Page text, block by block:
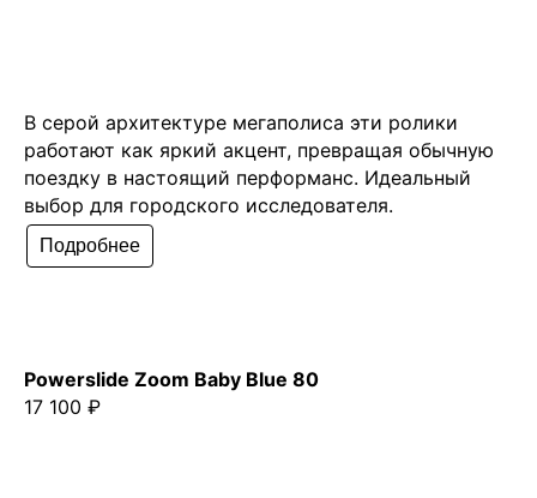
В серой архитектуре мегаполиса эти ролики
работают как яркий акцент, превращая обычную
поездку в настоящий перформанс. Идеальный
выбор для городского исследователя.
Подробнее
Powerslide Zoom Baby Blue 80
17 100 ₽